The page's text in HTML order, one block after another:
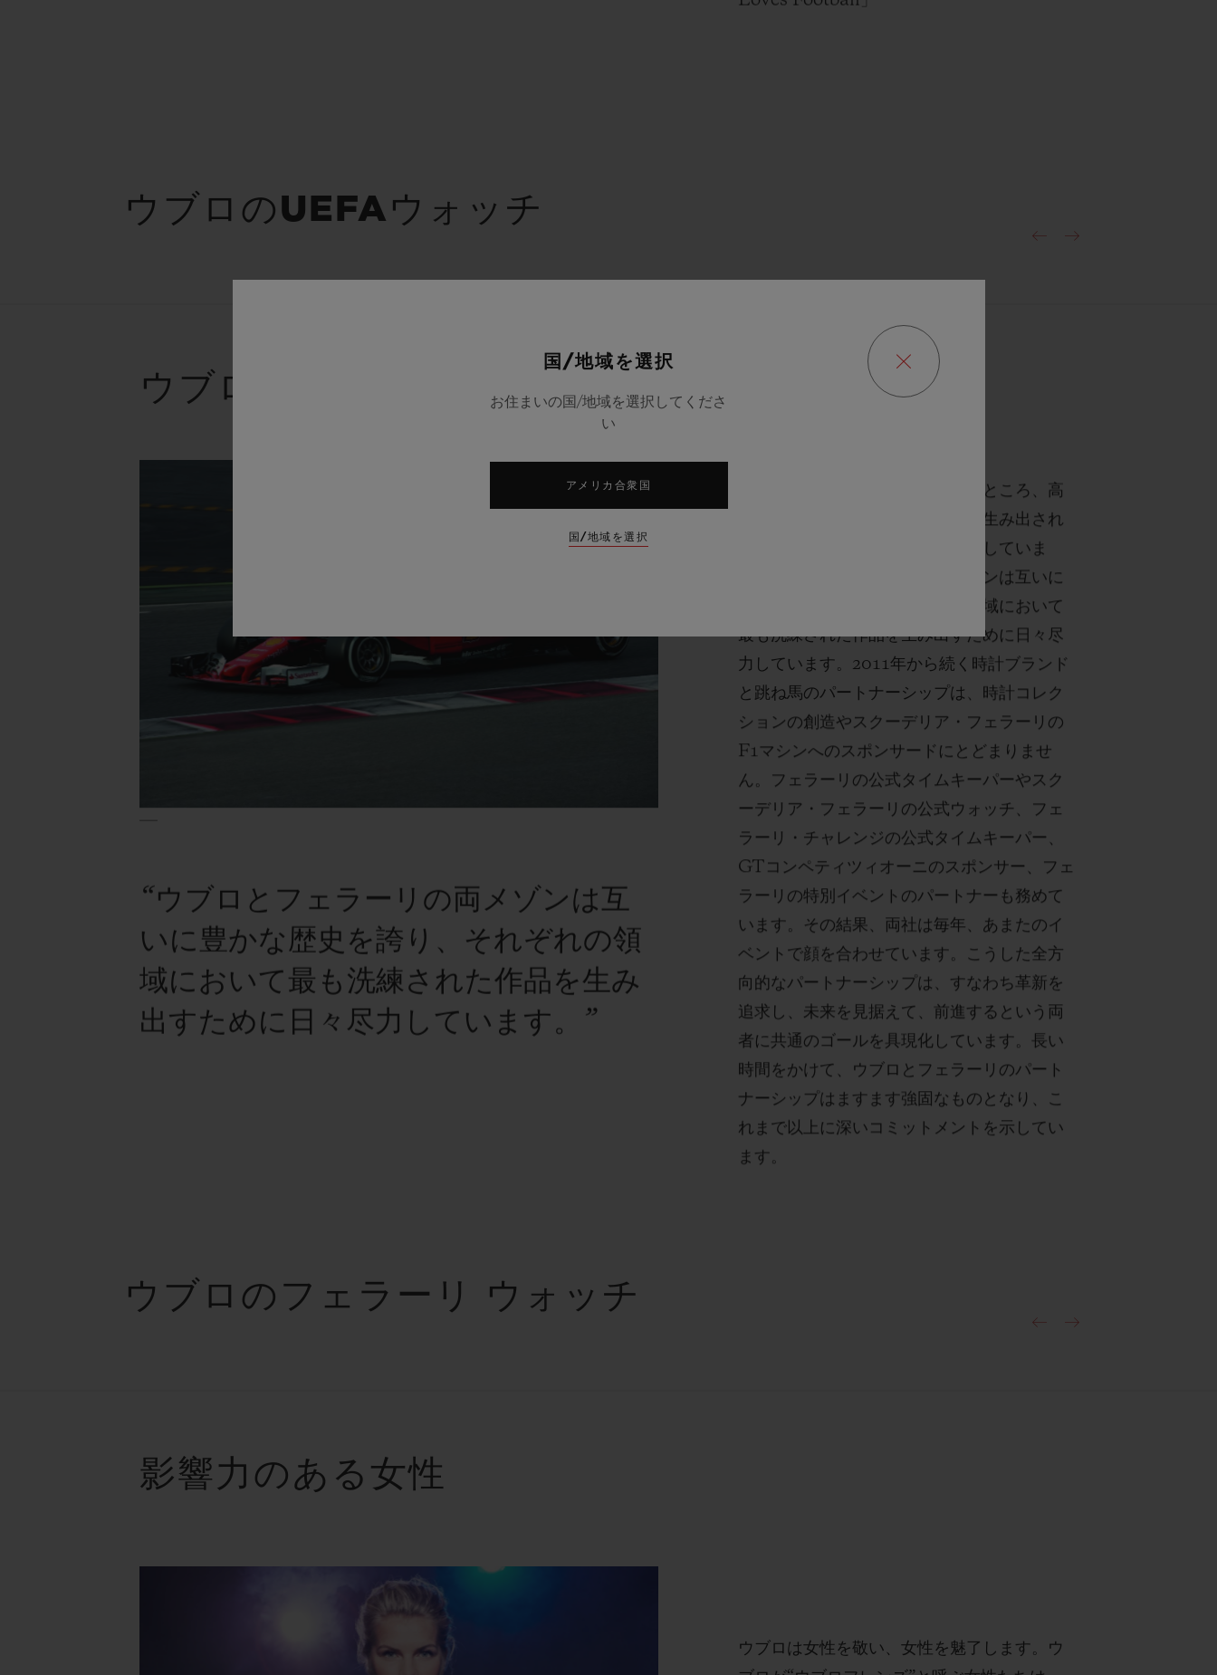
ウブロのUEFAウォッチ
ウブロとレッドカーペット
“ウブロとフェラーリの両メゾンは互
いに豊かな歴史を誇り、それぞれの領
域において最も洗練された作品を生み
出すために日々尽力しています。”
ウブロとフェラーリは、「結局のところ、高
度な技術とは夢を実現するために生み出され
るものである」という信条を共有していま
す。ウブロとフェラーリの両メゾンは互いに
豊かな歴史を誇り、それぞれの領域において
最も洗練された作品を生み出すために日々尽
力しています。2011年から続く時計ブランド
と跳ね馬のパートナーシップは、時計コレク
ションの創造やスクーデリア・フェラーリの
F1マシンへのスポンサードにとどまりませ
ん。フェラーリの公式タイムキーパーやスク
ーデリア・フェラーリの公式ウォッチ、フェ
ラーリ・チャレンジの公式タイムキーパー、
GTコンペティツィオーニのスポンサー、フェ
ラーリの特別イベントのパートナーも務めて
います。その結果、両社は毎年、あまたのイ
ベントで顔を合わせています。こうした全方
向的なパートナーシップは、すなわち革新を
追求し、未来を見据えて、前進するという両
者に共通のゴールを具現化しています。長い
時間をかけて、ウブロとフェラーリのパート
ナーシップはますます強固なものとなり、こ
れまで以上に深いコミットメントを示してい
ます。
ウブロのフェラーリ ウォッチ
影響力のある女性
ウブロは女性を敬い、女性を魅了します。ウ
国/地域を選択
お住まいの国/地域を選択してくださ
い
アメリカ合衆国
国/地域を選択